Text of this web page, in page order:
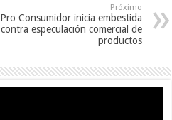
Próximo
Pro Consumidor inicia embestida
contra especulación comercial de
productos